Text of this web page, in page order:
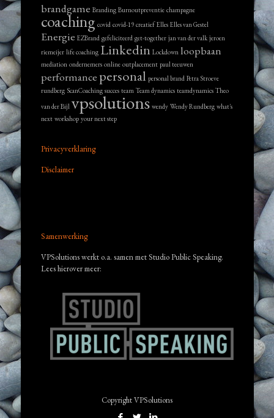
brandgame Branding Burnoutpreventie champagne
coaching covid covid-19 creatief Elles Elles van Gestel
Energie EZBrand gefeliciteerd get-together jan van der valk jeroen
riemeijer life coaching Linkedin Lockdown loopbaan
mediation ondernemers online outplacement paul teeuwen
performance personal personal brand Petra Stroeve
rundberg ScanCoaching succes team Team dynamics teamdynamics Theo
van der Bijl vpsolutions wendy Wendy Rundberg what's
next workshop your next step
Privacyverklaring
Disclaimer
Samenwerking
VPSolutions werkt o.a. samen met Studio Public Speaking.
Lees hierover meer:
Copyright VPSolutions